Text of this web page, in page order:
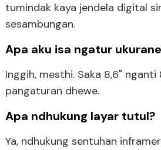
tumindak kaya jendela digital
sesambungan.
Apa aku isa ngatur
Inggih, mesthi. Saka 8,6" nganti
pangaturan dhewe.
Apa ndhukung layar tutul?
Ya, ndhukung sentuhan